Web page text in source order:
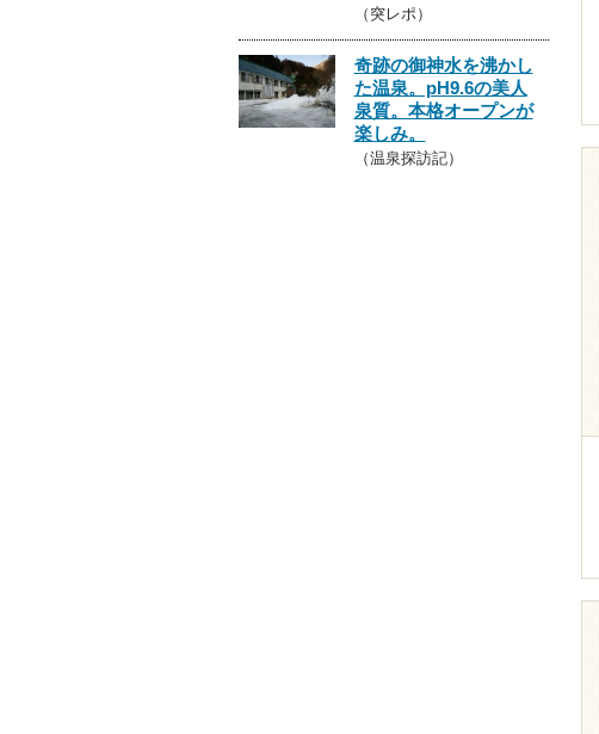
（突レポ）
奇跡の御神水を沸かし
た温泉。pH9.6の美人
泉質。本格オープンが
楽しみ。
（温泉探訪記）